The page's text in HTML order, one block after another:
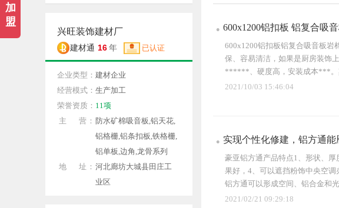
600x1200铝扣板 铝复合吸
600x1200铝扣板铝复合吸音板岩
保、容易清洁，如果是厨房装饰
******、硬度高，安装成本***。
2021/10/03 15:46:04
实现个性化修建，铝方通能
豪亚铝方通产品特点1、形状、
果好，4、可以遮挡粉饰中央空
铝方通可以形成空间、铝合金和
委...
2021/02/21 09:29:18
兴旺装饰建材厂
建材通 16 年 已认证
企业类型： 建材企业
经营模式： 生产加工
荣誉资质： 11项
主 营： 防水矿棉吸音板,铝天花,
铝格栅,铝条扣板,铁格栅,
铝单板,边角,龙骨系列
地 址： 河北廊坊大城县田庄工
业区
加
盟